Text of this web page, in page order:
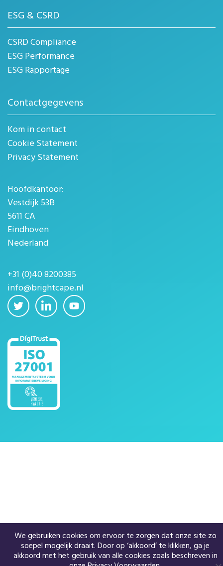
We gebruiken cookies om ervoor te zorgen dat onze site zo
soepel mogelijk draait. Door op ‘akkoord’ te klikken, ga je
akkoord met het gebruik van alle cookies zoals beschreven in
ESG & CSRD
CSRD Compliance
ESG Performance
ESG Rapportage
Contactgegevens
Kom in contact
Cookie Statement
Privacy Statement
Hoofdkantoor:
Vestdijk 53B
5611 CA
Eindhoven
Nederland
+31 (0)40 8200385
info@brightcape.nl